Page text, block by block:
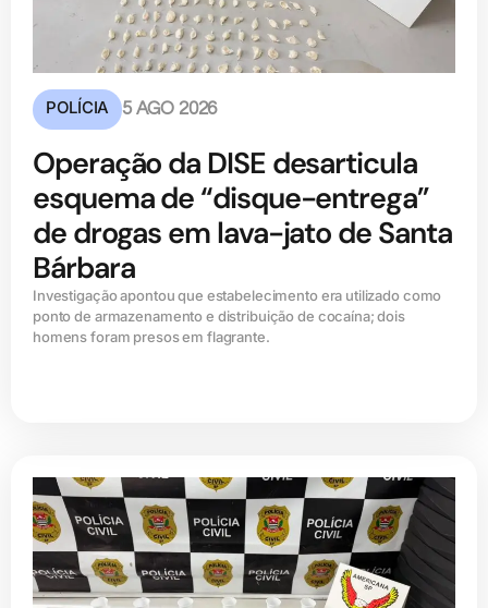
POLÍCIA 5 AGO 2026
Operação da DISE desarticula
esquema de “disque-entrega”
de drogas em lava-jato de Santa
Bárbara
Investigação apontou que estabelecimento era utilizado como
ponto de armazenamento e distribuição de cocaína; dois
homens foram presos em flagrante.